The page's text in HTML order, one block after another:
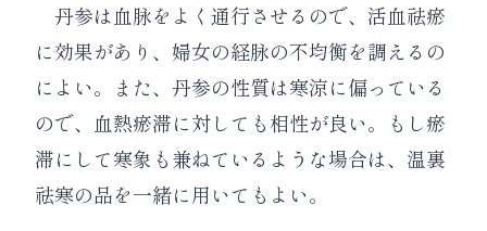
丹参は血脉をよく通行させるので、活血祛瘀
に効果があり、婦女の経脉の不均衡を調えるの
によい。また、丹参の性質は寒涼に偏っている
ので、血熱瘀滞に対しても相性が良い。もし瘀
滞にして寒象も兼ねているような場合は、温裏
祛寒の品を一緒に用いてもよい。